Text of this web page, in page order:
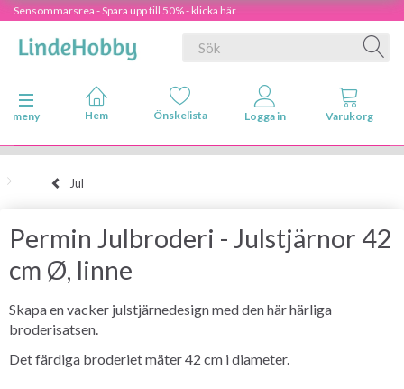
Sensommarsrea - Spara upp till 50% - klicka här
Ändra navigering
meny
Jul
Permin Julbroderi - Julstjärnor 42
cm Ø, linne
Skapa en vacker julstjärnedesign med den här härliga
broderisatsen.
Det färdiga broderiet mäter 42 cm i diameter.